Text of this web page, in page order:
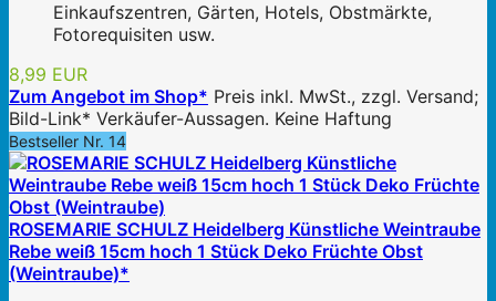
Einkaufszentren, Gärten, Hotels, Obstmärkte,
Fotorequisiten usw.
8,99 EUR
Zum Angebot im Shop* Preis inkl. MwSt., zzgl. Versand;
Bild-Link* Verkäufer-Aussagen. Keine Haftung
Bestseller Nr. 14
ROSEMARIE SCHULZ Heidelberg Künstliche Weintraube
Rebe weiß 15cm hoch 1 Stück Deko Früchte Obst
(Weintraube)*